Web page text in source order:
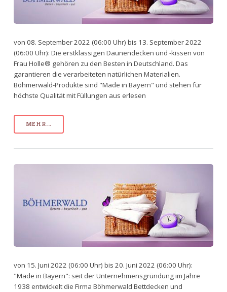
von 08. September 2022 (06:00 Uhr) bis 13. September 2022
(06:00 Uhr): Die erstklassigen Daunendecken und -kissen von
Frau Holle® gehören zu den Besten in Deutschland. Das
garantieren die verarbeiteten natürlichen Materialien.
Böhmerwald-Produkte sind "Made in Bayern" und stehen für
höchste Qualität mit Füllungen aus erlesen
MEHR...
von 15. Juni 2022 (06:00 Uhr) bis 20. Juni 2022 (06:00 Uhr):
"Made in Bayern": seit der Unternehmensgründung im Jahre
1938 entwickelt die Firma Böhmerwald Bettdecken und